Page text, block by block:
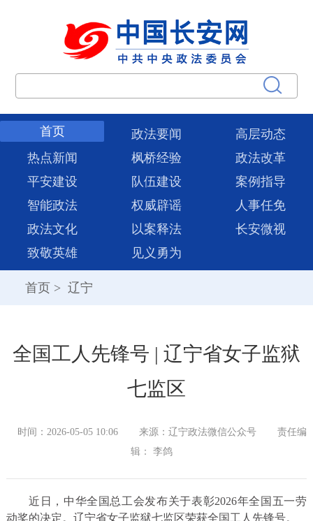
首页 政法要闻
高层动态
热点新闻
枫桥经验
政法改革
平安建设
队伍建设
案例指导
智能政法
权威辟谣
人事任免
政法文化
以案释法
长安微视
致敬英雄
见义勇为
首页 > 辽宁
全国工人先锋号 | 辽宁省女子监狱
七监区
时间：2026-05-05 10:06 来源：辽宁政法微信公众号
责任编
辑： 李鸽
近日，中华全国总工会发布关于表彰2026年全国五一劳
动奖的决定。辽宁省女子监狱七监区荣获全国工人先锋号。